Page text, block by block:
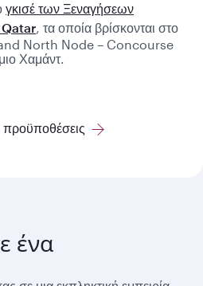
γκισέ των Ξεναγήσεων
Qatar, τα οποία βρίσκονται στο
North Node – Concourse
Χαμάντ.
προϋποθέσεις
ένα